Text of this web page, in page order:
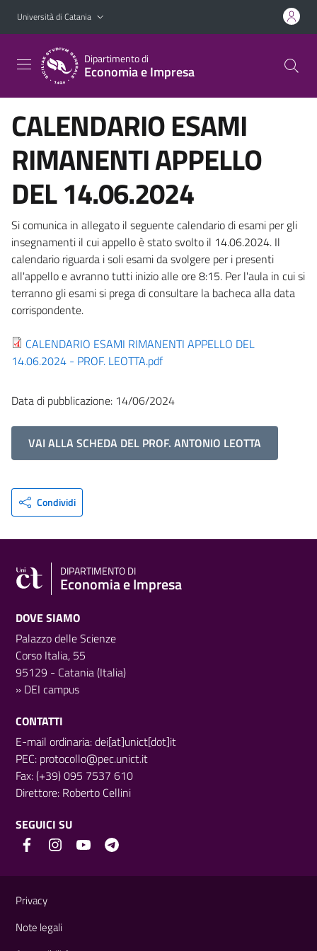
Vai al contenuto principale
Vai al menu di navigazione
Università di Catania
Dipartimento di
Economia e Impresa
CALENDARIO ESAMI
RIMANENTI APPELLO
DEL 14.06.2024
Si comunica in allegato il seguente calendario di esami per gli
insegnamenti il cui appello è stato svolto il 14.06.2024. Il
calendario riguarda i soli esami da svolgere per i presenti
all'appello e avranno tutti inizio alle ore 8:15. Per l'aula in cui si
terranno gli esami si prega di consultare la bacheca alla data
corrispondente.
CALENDARIO ESAMI RIMANENTI APPELLO DEL
14.06.2024 - PROF. LEOTTA.pdf
Data di pubblicazione: 14/06/2024
VAI ALLA SCHEDA DEL PROF. ANTONIO LEOTTA
Condividi
DIPARTIMENTO DI
Economia e Impresa
DOVE SIAMO
Palazzo delle Scienze
Corso Italia, 55
95129 - Catania (Italia)
» DEI campus
CONTATTI
E-mail ordinaria: dei[at]unict[dot]it
PEC: protocollo@pec.unict.it
Fax: (+39) 095 7537 610
Direttore: Roberto Cellini
SEGUICI SU
Privacy
Note legali